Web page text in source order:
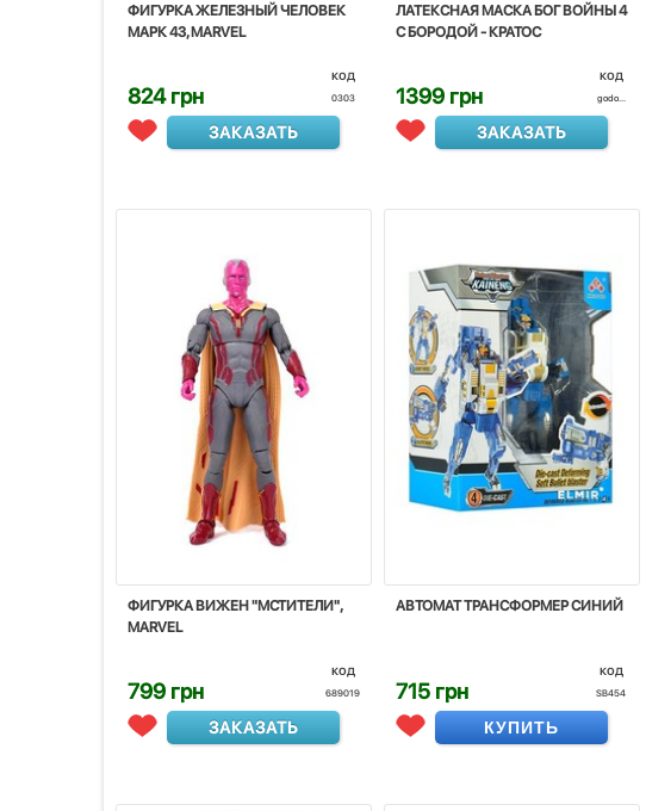
ФИГУРКА ЖЕЛЕЗНЫЙ ЧЕЛОВЕК
МАРК 43, MARVEL
824 грн
код
0303
ЗАКАЗАТЬ
ЛАТЕКСНАЯ МАСКА БОГ ВОЙНЫ 4
С БОРОДОЙ - КРАТОС
1399 грн
код
godo...
ЗАКАЗАТЬ
ФИГУРКА ВИЖЕН "МСТИТЕЛИ",
MARVEL
799 грн
код
689019
ЗАКАЗАТЬ
АВТОМАТ ТРАНСФОРМЕР СИНИЙ
715 грн
код
SB454
КУПИТЬ